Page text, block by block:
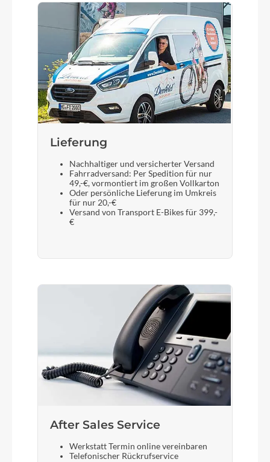
Lieferung
Nachhaltiger und versicherter Versand
Fahrradversand: Per Spedition für nur
49,-€, vormontiert im großen Vollkarton
Oder persönliche Lieferung im Umkreis
für nur 20,-€
Versand von Transport E-Bikes für 399,-
€
After Sales Service
Werkstatt Termin online vereinbaren
Telefonischer Rückrufservice